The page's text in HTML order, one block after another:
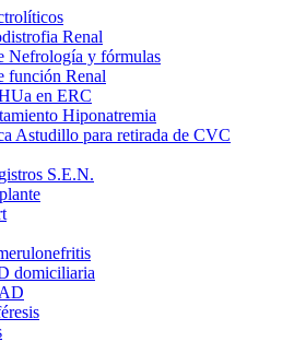
Renal
Nefrología y fórmulas
función Renal
en ERC
Hiponatremia
Astudillo para retirada de CVC
S.E.N.
domiciliaria